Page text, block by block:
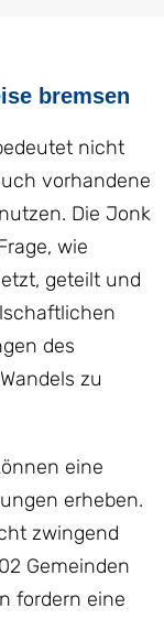
bremsen
nicht
vorhandene
Die Jonk
wie
geteilt und
des
zu
eine
erheben.
zwingend
Gemeinden
fordern eine